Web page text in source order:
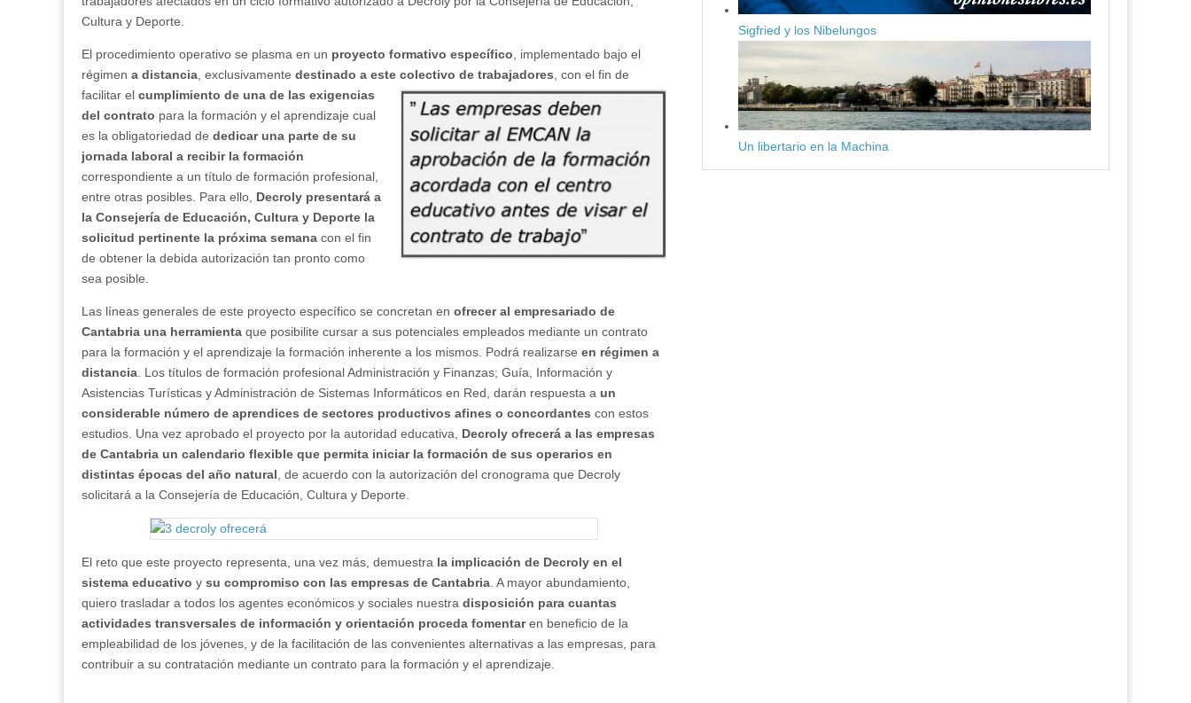
Cultura y Deporte.
El procedimiento operativo se plasma en un proyecto formativo específico , implementado bajo el
régimen a distancia , exclusivamente destinado a este colectivo de trabajadores , con el fin de
facilitar el cumplimiento de una de las exigencias
del contrato para la formación y el aprendizaje cual
es la obligatoriedad de dedicar una parte de su
jornada laboral a recibir la formación
correspondiente a un título de formación profesional,
entre otras posibles. Para ello, Decroly presentará a
la Consejería de Educación, Cultura y Deporte la
solicitud pertinente la próxima semana con el fin
de obtener la debida autorización tan pronto como
sea posible.
Las líneas generales de este proyecto específico se concretan en ofrecer al empresariado de
Cantabria una herramienta que posibilite cursar a sus potenciales empleados mediante un contrato
para la formación y el aprendizaje la formación inherente a los mismos. Podrá realizarse en régimen a
distancia . Los títulos de formación profesional Administración y Finanzas; Guía, Información y
Asistencias Turísticas y Administración de Sistemas Informáticos en Red, darán respuesta a un
considerable número de aprendices de sectores productivos afines o concordantes con estos
estudios. Una vez aprobado el proyecto por la autoridad educativa, Decroly ofrecerá a las empresas
de Cantabria un calendario flexible que permita iniciar la formación de sus operarios en
distintas épocas del año natural , de acuerdo con la autorización del cronograma que Decroly
solicitará a la Consejería de Educación, Cultura y Deporte.
El reto que este proyecto representa, una vez más, demuestra la implicación de Decroly en el
sistema educativo y su compromiso con las empresas de Cantabria . A mayor abundamiento,
quiero trasladar a todos los agentes económicos y sociales nuestra disposición para cuantas
actividades transversales de información y orientación proceda fomentaren beneficio de la
empleabilidad de los jóvenes, y de la facilitación de las convenientes alternativas a las empresas, para
contribuir a su contratación mediante un contrato para la formación y el aprendizaje.
Sigfried y los Nibelungos
Un libertario en la Machina